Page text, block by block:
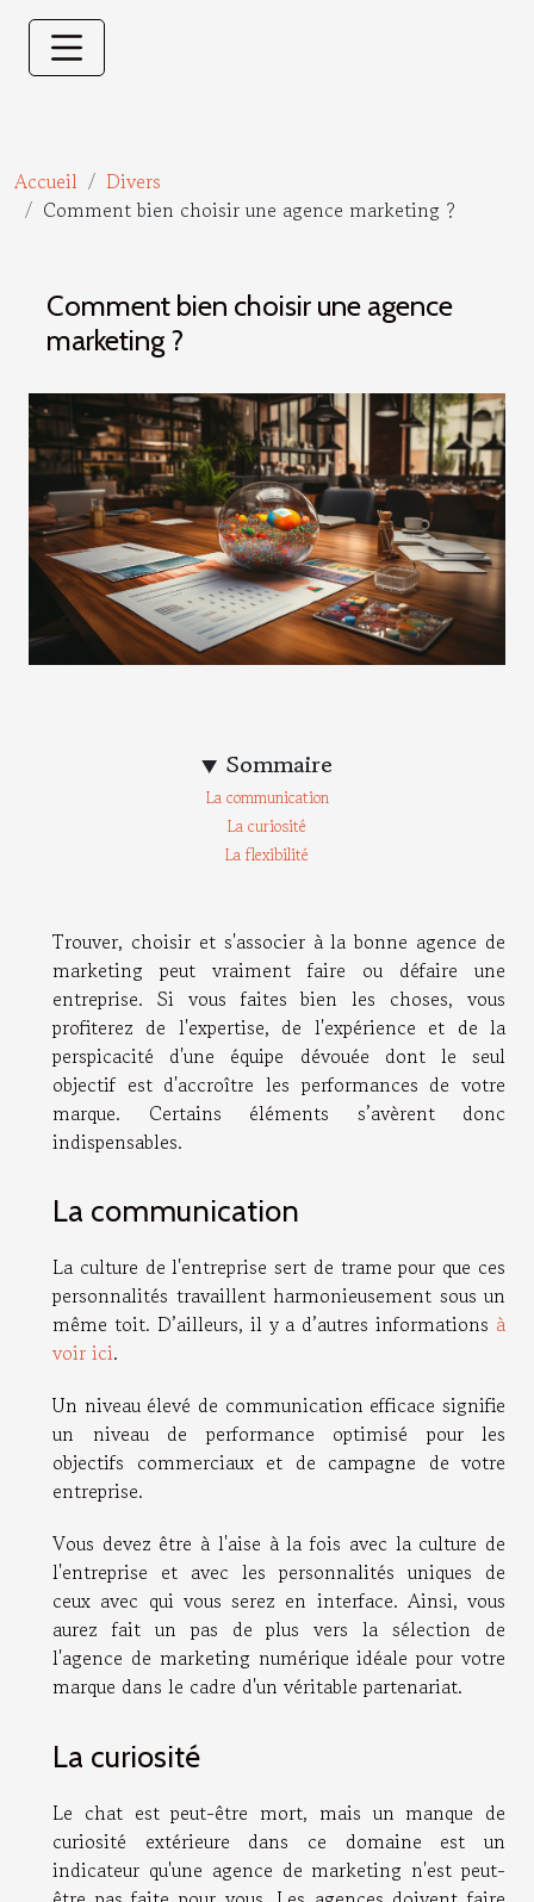
Accueil
Divers
Comment bien choisir une agence marketing ?
Comment bien choisir une agence
marketing ?
Sommaire
La communication
La curiosité
La flexibilité
Trouver, choisir et s'associer à la bonne agence de
marketing peut vraiment faire ou défaire une
entreprise. Si vous faites bien les choses, vous
profiterez de l'expertise, de l'expérience et de la
perspicacité d'une équipe dévouée dont le seul
objectif est d'accroître les performances de votre
marque. Certains éléments s’avèrent donc
indispensables.
La communication
La culture de l'entreprise sert de trame pour que ces
personnalités travaillent harmonieusement sous un
même toit. D’ailleurs, il y a d’autres informations à
voir ici.
Un niveau élevé de communication efficace signifie
un niveau de performance optimisé pour les
objectifs commerciaux et de campagne de votre
entreprise.
Vous devez être à l'aise à la fois avec la culture de
l'entreprise et avec les personnalités uniques de
ceux avec qui vous serez en interface. Ainsi, vous
aurez fait un pas de plus vers la sélection de
l'agence de marketing numérique idéale pour votre
marque dans le cadre d'un véritable partenariat.
La curiosité
Le chat est peut-être mort, mais un manque de
curiosité extérieure dans ce domaine est un
indicateur qu'une agence de marketing n'est peut-